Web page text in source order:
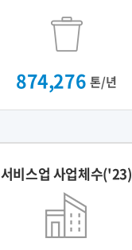
874,276 톤/년
서비스업 사업체수('23)